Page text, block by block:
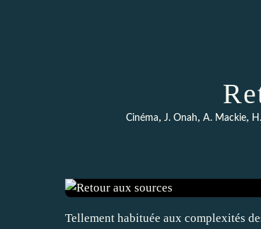
Cinéma, J. Onah, A. Mackie,
Tellement habituée aux complexités